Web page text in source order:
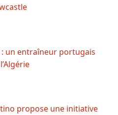
: un entraîneur portugais
propose une initiative